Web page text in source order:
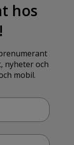
hos
nyheter och
mobil.